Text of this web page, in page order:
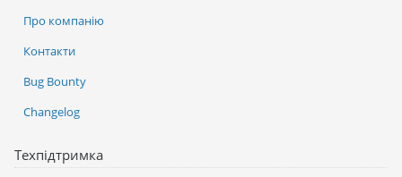
Про компанію
Контакти
Bug Bounty
Changelog
Техпідтримка